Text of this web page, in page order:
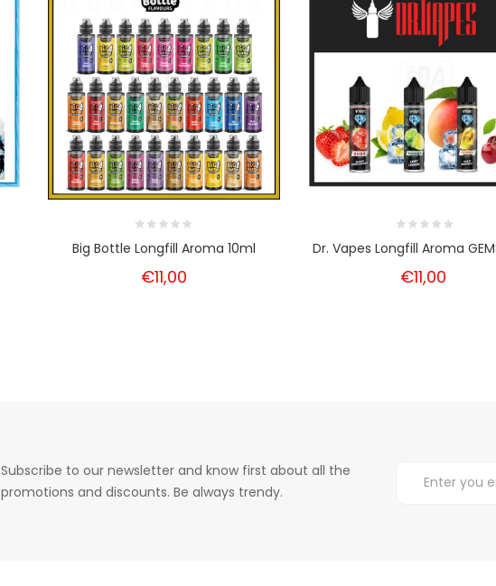
Big Bottle Longfill Aroma 10ml
€11,00
Dr. Vapes Longfill Aroma
€11,00
Subscribe to our newsletter and know first about all the
promotions and discounts. Be always trendy.